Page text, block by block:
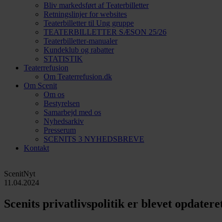
Bliv markedsført af Teaterbilletter
Retningslinjer for websites
Teaterbilletter til Ung gruppe
TEATERBILLETTER SÆSON 25/26
Teaterbilletter-manualer
Kundeklub og rabatter
STATISTIK
Teaterrefusion
Om Teaterrefusion.dk
Om Scenit
Om os
Bestyrelsen
Samarbejd med os
Nyhedsarkiv
Presserum
SCENITS 3 NYHEDSBREVE
Kontakt
ScenitNyt
11.04.2024
Scenits privatlivspolitik er blevet